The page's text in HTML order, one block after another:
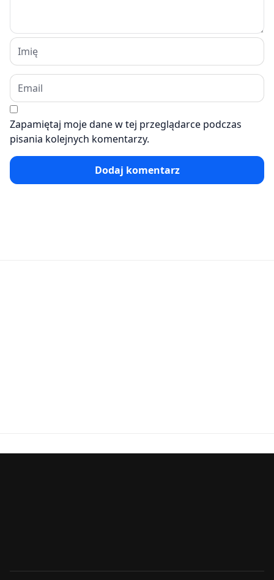
Zapamiętaj moje dane w tej przeglądarce podczas
pisania kolejnych komentarzy.
Dodaj komentarz